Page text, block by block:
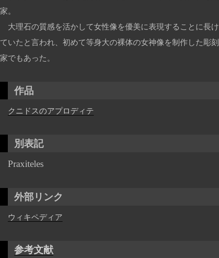
家。
大理石の質感を活かして女性像を優美に表現することに長け
ていたと言われ、初めて等身大の裸体の女神像を制作した彫刻
家でもあった。
作品
クニドスのアプロディテ
別表記
Praxiteles
外部リンク
ウィキペディア
参考文献